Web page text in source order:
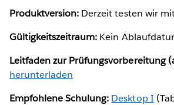
Produktversion: Derzeit testen wir
Gültigkeitszeitraum: Kein
Leitfaden zur Prüfungsvorbereitung
herunterladen
Empfohlene Schulung: Desktop I